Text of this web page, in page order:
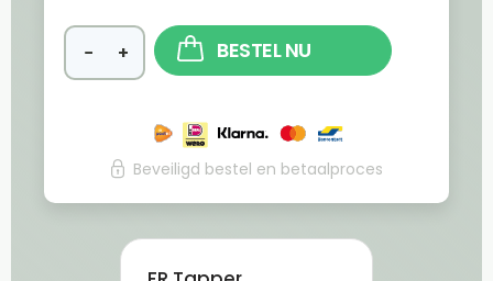
− + BESTEL NU
Beveiligd bestel en betaalproces